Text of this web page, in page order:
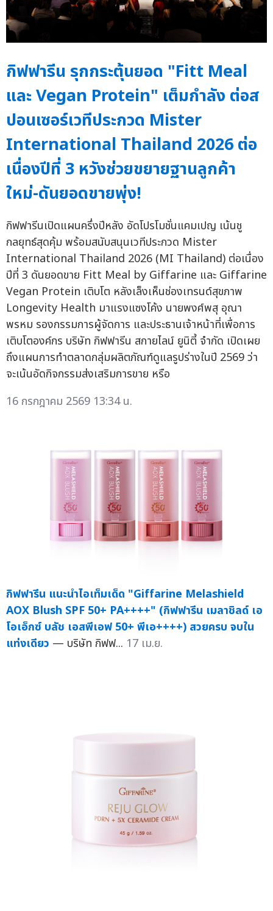
กิฟฟารีน รุกกระตุ้นยอด "Fitt Meal
และ Vegan Protein" เต็มกำลัง ต่อส
ปอนเซอร์เวทีประกวด Mister
International Thailand 2026 ต่อ
เนื่องปีที่ 3 หวังช่วยขยายฐานลูกค้า
ใหม่-ดันยอดขายพุ่ง!
กิฟฟารีนเปิดแผนครึ่งปีหลัง อัดโปรโมชั่นแคมเปญ เน้นชู
กลยุทธ์สุดคุ้ม พร้อมสนับสนุนเวทีประกวด Mister
International Thailand 2026 (MI Thailand) ต่อเนื่อง
ปีที่ 3 ดันยอดขาย Fitt Meal by Giffarine และ Giffarine
Vegan Protein เติบโต หลังเล็งเห็นช่องเทรนด์สุขภาพ
Longevity Health มาแรงแซงโค้ง นายพงศ์พสุ อุณา
พรหม รองกรรมการผู้จัดการ และประธานเจ้าหน้าที่เพื่อการ
เติบโตองค์กร บริษัท กิฟฟารีน สกายไลน์ ยูนิตี้ จำกัด เปิดเผย
ถึงแผนการทำตลาดกลุ่มผลิตภัณฑ์ดูแลรูปร่างในปี 2569 ว่า
จะเน้นอัดกิจกรรมส่งเสริมการขาย หรือ
16 กรกฎาคม 2569 13:34 น.
กิฟฟารีน แนะนำไอเท็มเด็ด "Giffarine Melashield
AOX Blush SPF 50+ PA++++" (กิฟฟารีน เมลาชิลด์ เอ
โอเอ็กซ์ บลัช เอสพีเอฟ 50+ พีเอ++++) สวยครบ จบใน
แท่งเดียว — บริษัท กิฟฟ... 17 เม.ย.